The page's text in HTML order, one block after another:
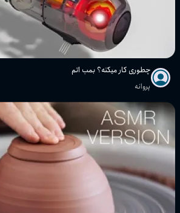
چطوری کار میکنه؟ بمب اتم
پروانه